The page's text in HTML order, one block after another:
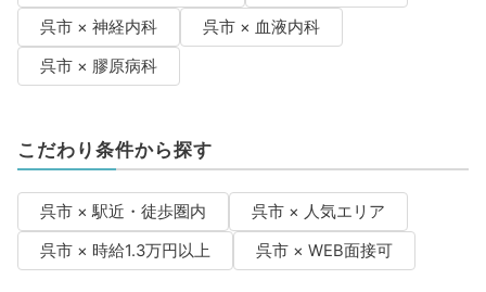
呉市 × 神経内科
呉市 × 血液内科
呉市 × 膠原病科
こだわり条件から探す
呉市 × 駅近・徒歩圏内
呉市 × 人気エリア
呉市 × 時給1.3万円以上
呉市 × WEB面接可